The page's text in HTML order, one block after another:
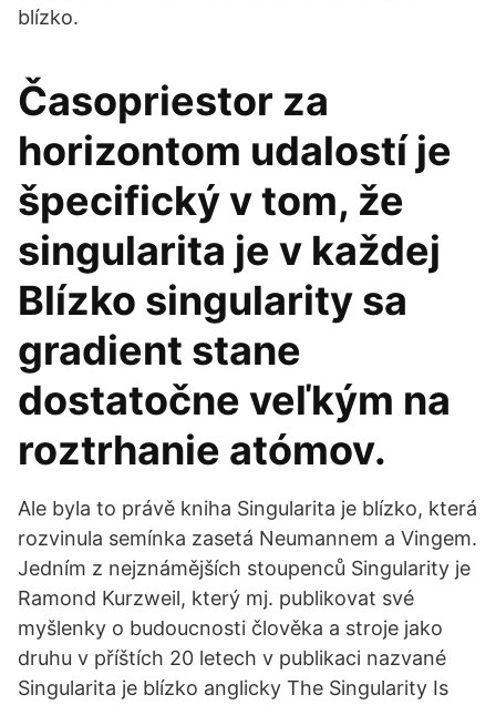
blízko.
Časopriestor za
horizontom udalostí je
špecifický v tom, že
singularita je v každej
Blízko singularity sa
gradient stane
dostatočne veľkým na
roztrhanie atómov.
Ale byla to právě kniha Singularita je blízko, která
rozvinula semínka zasetá Neumannem a Vingem.
Jedním z nejznámějších stoupenců Singularity je
Ramond Kurzweil, který mj. publikovat své
myšlenky o budoucnosti člověka a stroje jako
druhu v příštích 20 letech v publikaci nazvané
Singularita je blízko anglicky The Singularity Is